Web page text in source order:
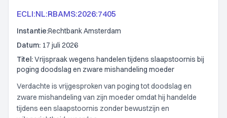
ECLI:NL:RBAMS:2026:7405
Instantie:Rechtbank Amsterdam
Datum: 17 juli 2026
Titel:Vrijspraak wegens handelen tijdens slaapstoornis bij
poging doodslag en zware mishandeling moeder
Verdachte is vrijgesproken van poging tot doodslag en
zware mishandeling van zijn moeder omdat hij handelde
tijdens een slaapstoornis zonder bewustzijn en